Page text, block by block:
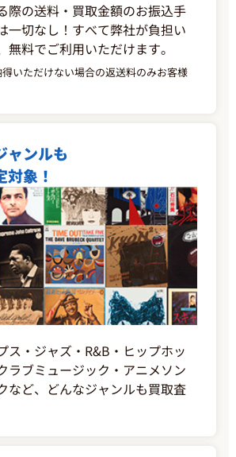
際の送料・買取金額のお振込手
一切なし！すべて弊社が負担い
無料でご利用いただけます。
いただけない場合の返送料のみお客様
ャンルも
対象！
ス・ジャズ・R&B・ヒップホッ
ラブミュージック・アニメソン
など、どんなジャンルも買取査